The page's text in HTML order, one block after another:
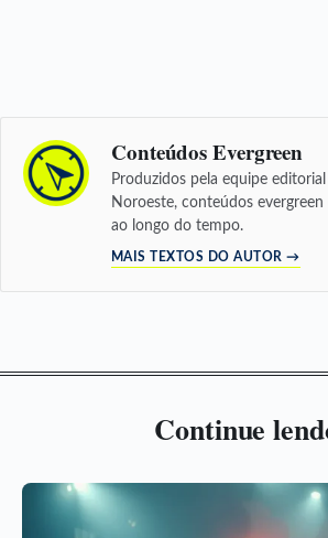
Conteúdos Evergreen
Produzidos pela equipe
Noroeste, conteúdos
ao longo do tempo.
MAIS TEXTOS DO AUTOR →
Continue